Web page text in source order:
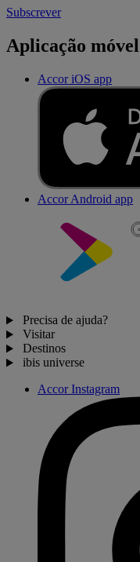
Subscrever
Aplicação móvel
Accor iOS app
Accor Android app
Precisa de ajuda?
Visitar
Destinos
ibis universe
Accor Instagram